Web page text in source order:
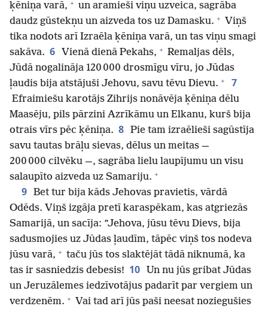
ķēniņa varā, + un aramieši viņu uzveica, sagrāba
daudz gūstekņu un aizveda tos uz Damasku. + Viņš
tika nodots arī Izraēla ķēniņa varā, un tas viņu smagi
sakāva. 6 Vienā dienā Pekahs, + Remaljas dēls,
Jūdā nogalināja 120 000 drosmīgu vīru, jo Jūdas
ļaudis bija atstājuši Jehovu, savu tēvu Dievu. + 7
Efraimiešu karotājs Zihrijs nonāvēja ķēniņa dēlu
Maasēju, pils pārzini Azrīkāmu un Elkanu, kurš bija
otrais vīrs pēc ķēniņa. 8 Pie tam izraēlieši sagūstīja
savu tautas brāļu sievas, dēlus un meitas —
200 000 cilvēku —, sagrāba lielu laupījumu un visu
salaupīto aizveda uz Samariju. +
9 Bet tur bija kāds Jehovas pravietis, vārdā
Odēds. Viņš izgāja pretī karaspēkam, kas atgriezās
Samarijā, un sacīja: ”Jehova, jūsu tēvu Dievs, bija
sadusmojies uz Jūdas ļaudīm, tāpēc viņš tos nodeva
jūsu varā, + taču jūs tos slaktējāt tādā niknumā, ka
tas ir sasniedzis debesis! 10
Un nu jūs gribat Jūdas
un Jeruzālemes iedzīvotājus padarīt par vergiem un
verdzenēm. + Vai tad arī jūs paši neesat noziegušies